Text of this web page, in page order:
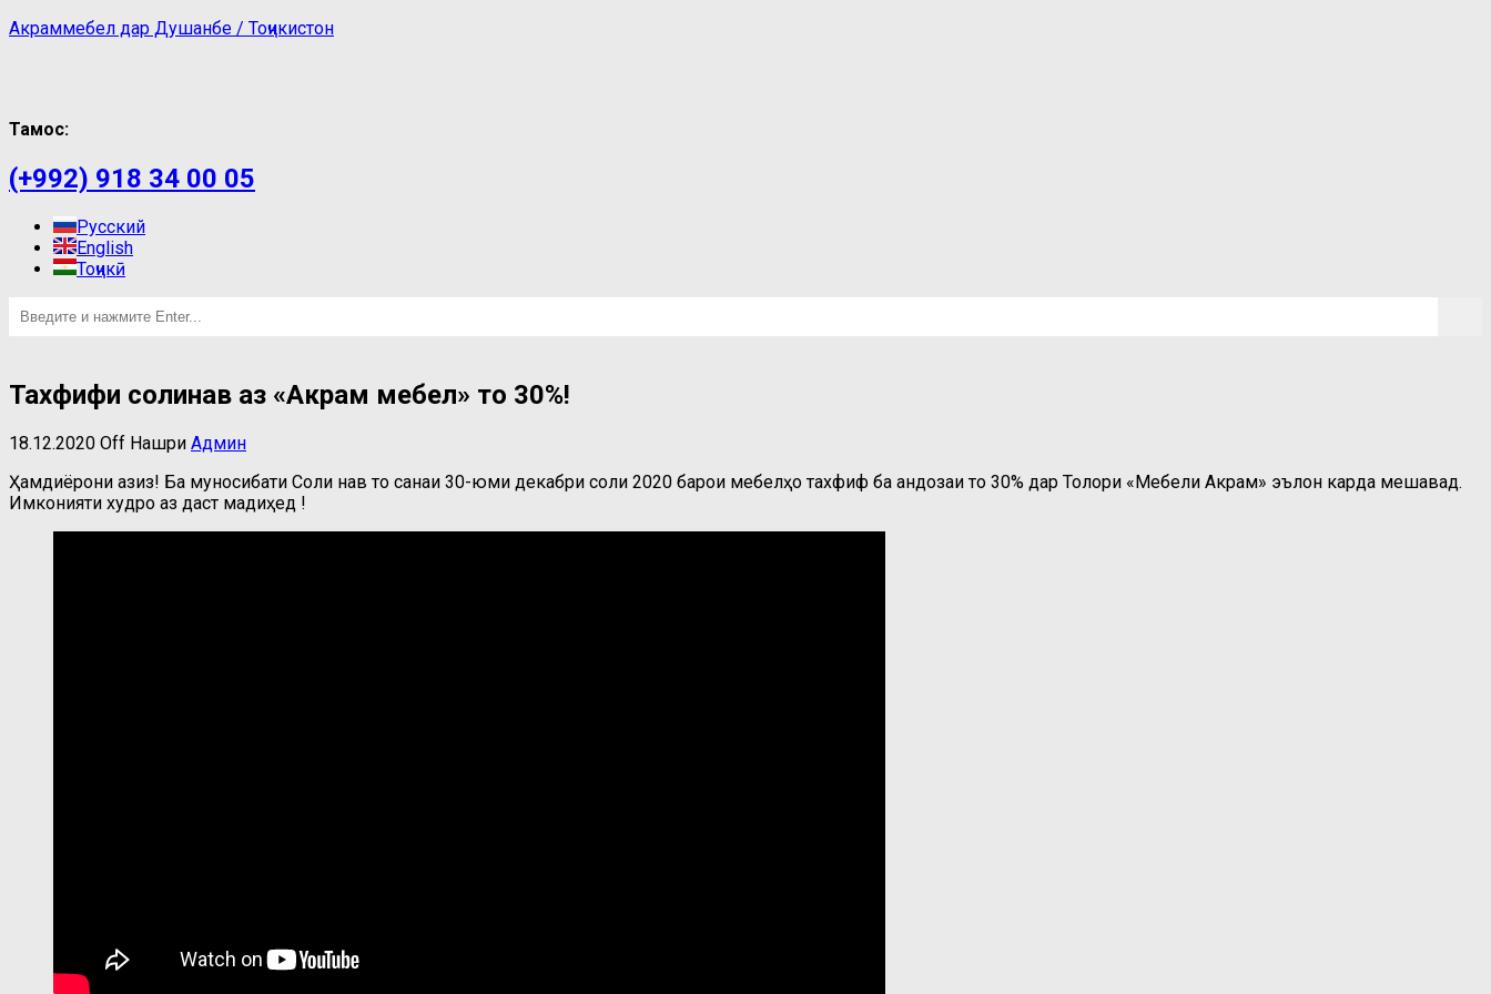
Акраммебел дар Душанбе / Тоҷикистон
Тамос:
(+992) 918 34 00 05
Русский
English
Тоҷикӣ
Тахфифи солинавӣ аз «Акрам мебел» то 30%!
18.12.2020 Off Нашри Админ
Ҳамдиёрони азиз! Ба муносибати Соли нав то санаи 30-юми декабри соли 2020 барои мебелҳо тахфиф ба андозаи то 30% дар Толори «Мебели Акрам» эълон карда мешавад.
Имконияти худро аз даст мадиҳед !